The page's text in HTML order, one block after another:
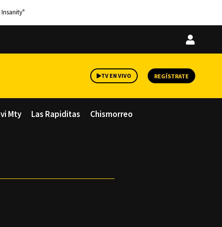
Iniciar
TV EN VIVO REGÍSTRATE
Mty Las Rapiditas Chismorreo